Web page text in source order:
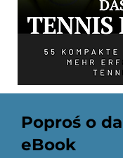
Poproś o
eBook